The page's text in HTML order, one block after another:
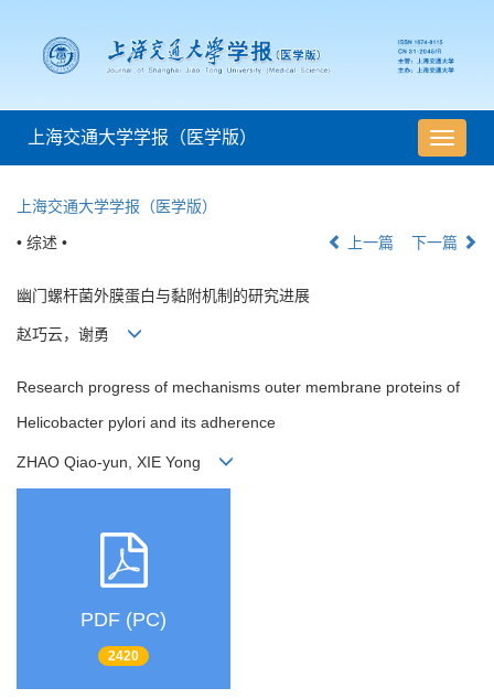
导
航
上海交通大学学报（医学版）
上海交通大学学报（医学版）
• 综述 • 上一篇 下一篇
幽门螺杆菌外膜蛋白与黏附机制的研究进展
赵巧云，谢勇
Research progress of mechanisms outer membrane proteins of
Helicobacter pylori and its adherence
ZHAO Qiao-yun, XIE Yong
PDF (PC)
2420